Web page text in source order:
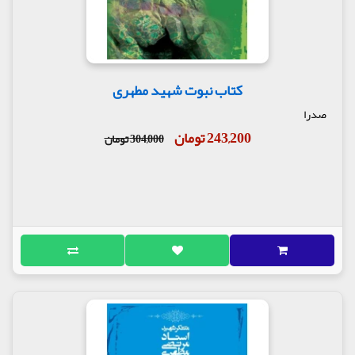
گفتار بیست و ششم
زُهیر بن قین اسوۀ بیداری
نهیب همسر عارفه و مؤمنه زهیر
تذکر امام حسین علیه السلام و انقلاب درونی
همسر زهیر در آرزوی شفاعت فاطمه علیها سلام
گفتار بیست و هفتم
گفتار بیست و هشتم
زنانی که با همسران خود به یاری حسین علیه
السلام شتافتند
مرا با خود ببر
گفتار بیست و نهم
شهادت عمرو بن قرضة بن کعب انصاری
کتاب نبوت شهید مطهری
صدرا
243,200 تومان 304,000 تومان